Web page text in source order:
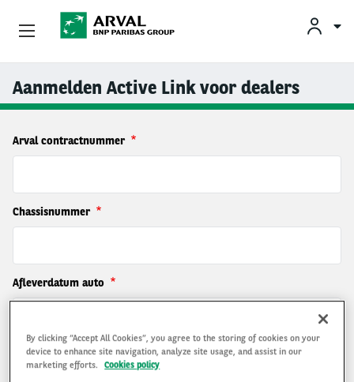
Overslaan en naar de inhoud gaan
Aanmelden Active Link voor dealers
Arval contractnummer
Chassisnummer
Afleverdatum auto
Plaats leverende vestiging
Zakelijk Leasen
Mobiliteit
Over Arval
By clicking “Accept All Cookies”, you agree to the storing of cookies on your
device to enhance site navigation, analyze site usage, and assist in our
marketing efforts.
Cookies policy